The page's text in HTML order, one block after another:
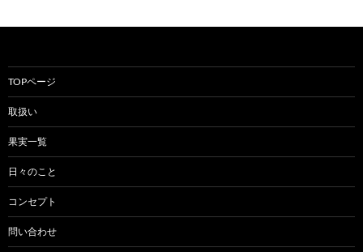
TOPページ
取扱い
果実一覧
日々のこと
コンセプト
問い合わせ